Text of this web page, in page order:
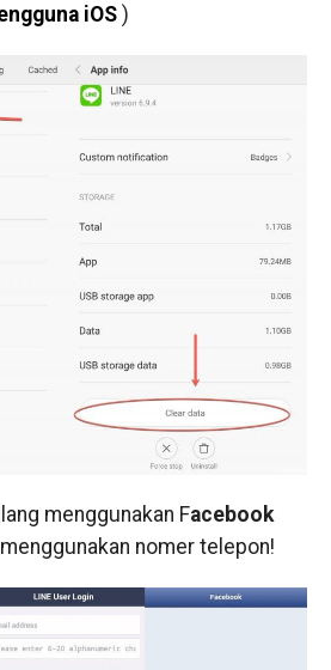
iOS )
menggunakan Facebook
nomer telepon!